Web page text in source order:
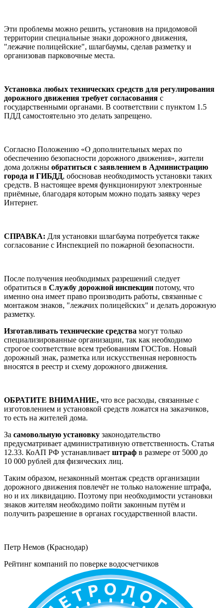
Эти проблемы можно решить, установив на придомовой
территории специальные знаки дорожного движения,
"лежачие полицейские", шлагбаумы, сделав разметку и
организовав парковочные места.
Установка любых технических средств для регулирования
дорожного движения требует согласования с
государственными органами. В соответствии с пунктом 1.5
ПДД самостоятельно это делать запрещено.
Согласно Положению «О дополнительных мерах по
обеспечению безопасности дорожного движения», жители
дома должны обратиться с заявлением в Администрацию
города и ГИБДД, обосновав необходимость установки таких
средств. В настоящее время функционируют электронные
приёмные, благодаря которым можно подать заявку через
Интернет.
СПРАВКА: Для установки шлагбаума потребуется также
согласование с Инспекцией по пожарной безопасности.
После получения необходимых разрешений следует
обратиться в Службу дорожной инспекции потому, что
именно она имеет право производить работы, связанные с
монтажом знаков, "лежачих полицейских" и делать дорожную
разметку.
Изготавливать технические средства могут только
специализированные организации, так как необходимо
строгое соответствие всем требованиям ГОСТов. Новый
дорожный знак, разметка или искусственная неровность
вносятся в реестр и схему дорожного движения.
ОБРАТИТЕ ВНИМАНИЕ, что все расходы, связанные с
изготовлением и установкой средств ложатся на заказчиков,
то есть на жителей дома.
За самовольную установку законодательство
предусматривает административную ответственность. Статья
12.33. КоАП РФ устанавливает штраф в размере от 5000 до
10 000 рублей для физических лиц.
Таким образом, незаконный монтаж средств организации
дорожного движения повлечёт не только наложение штрафа,
но и их ликвидацию. Поэтому при необходимости установки
знаков жителям необходимо пойти законным путём и
получить разрешение в органах государственной власти.
Петр Немов (Краснодар)
Рейтинг компаний по поверке водосчетчиков